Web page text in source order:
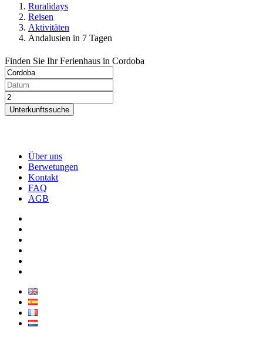
Ruralidays
Reisen
Aktivitäten
Andalusien in 7 Tagen
Finden Sie Ihr Ferienhaus in Cordoba
Unterkunftssuche
Über uns
Berwetungen
Kontakt
FAQ
AGB